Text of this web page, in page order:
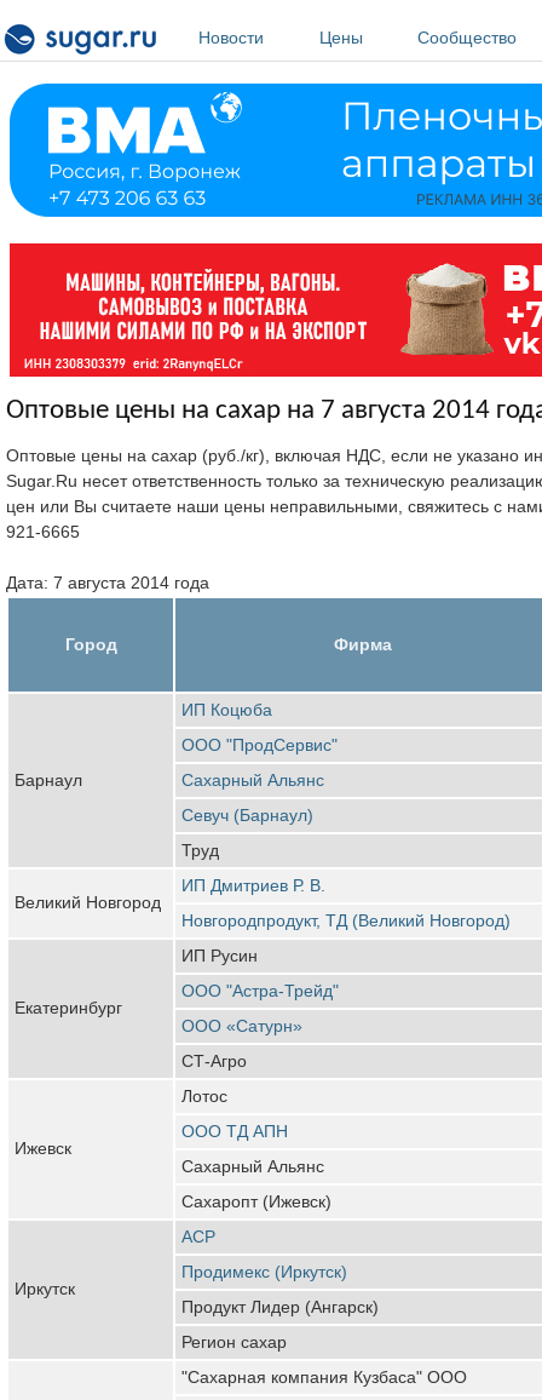
Новости
Цены Сообщество
Оптовые цены на сахар на 7 августа 2014
Оптовые цены на сахар (руб./кг), включая НДС, если не указано
Sugar.Ru несет ответственность только за техническую
цен или Вы считаете наши цены неправильными, свяжитесь с
921-6665
Дата: 7 августа 2014 года
Город Фирма
Барнаул
ИП Коцюба
ООО "ПродСервис"
Сахарный Альянс
Севуч (Барнаул)
Труд
Великий Новгород
ИП Дмитриев Р. В.
Новгородпродукт, ТД (Великий Новгород)
Екатеринбург
ИП Русин
ООО "Астра-Трейд"
ООО «Сатурн»
СТ-Агро
Ижевск
Лотос
ООО ТД АПН
Сахарный Альянс
Сахаропт (Ижевск)
Иркутск
АСР
Продимекс (Иркутск)
Продукт Лидер (Ангарск)
Регион сахар
"Сахарная компания Кузбаса" ООО